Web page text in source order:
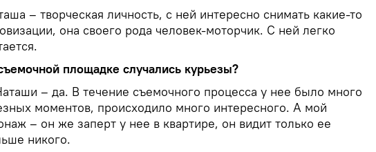
– творческая личность, с ней интересно снимать какие-то
она своего рода человек-моторчик. С ней легко
площадке случались курьезы?
– да. В течение съемочного процесса у нее было много
моментов, происходило много интересного. А мой
– он же заперт у нее в квартире, он видит только ее
никого.